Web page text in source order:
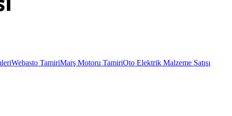
Webasto TamiriMarş Motoru TamiriOto Elektrik Malzeme Satışı